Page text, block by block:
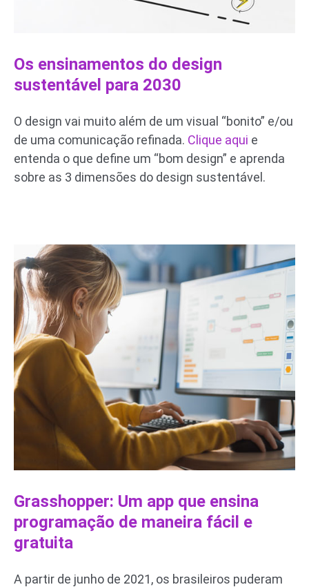
Os ensinamentos do design
sustentável para 2030
O design vai muito além de um visual “bonito” e/ou
de uma comunicação refinada. Clique aqui e
entenda o que define um “bom design” e aprenda
sobre as 3 dimensões do design sustentável.
Grasshopper: Um app que ensina
programação de maneira fácil e
gratuita
A partir de junho de 2021, os brasileiros puderam